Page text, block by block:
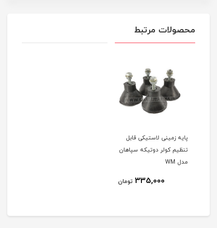
محصولات مرتبط
پایه زمینی لاستیکی قابل
تنظیم کولر دوتیکه سپاهان
مدل WM
335,000 تومان